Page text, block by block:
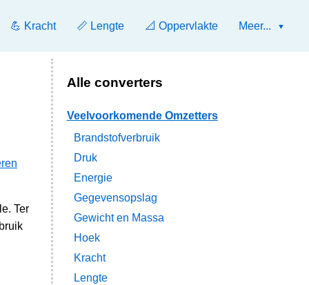
💪 Kracht 📏 Lengte 📐 Oppervlakte Meer...
Ter
Alle converters
Veelvoorkomende Omzetters
Brandstofverbruik
Druk
Energie
Gegevensopslag
Gewicht en Massa
Hoek
Kracht
Lengte